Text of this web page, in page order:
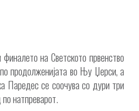
финалето на Светското првенство
продолженијата во Њу Џерси, а
се соочува со дури три
натпреварот.